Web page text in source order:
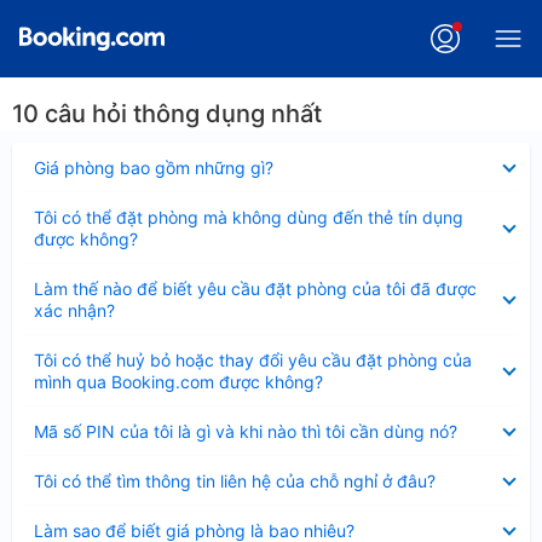
10 câu hỏi thông dụng nhất
Giá phòng bao gồm những gì?
thu
Tôi có thể đặt phòng mà không dùng đến thẻ tín dụng
được không?
thu
gọn
Làm thế nào để biết yêu cầu đặt phòng của tôi đã được
xác nhận?
thu
gọn
Tôi có thể huỷ bỏ hoặc thay đổi yêu cầu đặt phòng của
mình qua Booking.com được không?
thu
gọn
Mã số PIN của tôi là gì và khi nào thì tôi cần dùng nó?
thu
Tôi có thể tìm thông tin liên hệ của chỗ nghỉ ở đâu?
thu
Làm sao để biết giá phòng là bao nhiêu?
thu